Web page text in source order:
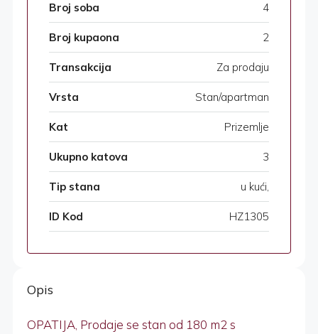
Broj soba 4
Broj kupaona 2
Transakcija Za prodaju
Vrsta Stan/apartman
Kat Prizemlje
Ukupno katova 3
Tip stana u kući,
ID Kod HZ1305
Opis
OPATIJA, Prodaje se stan od 180 m2 s